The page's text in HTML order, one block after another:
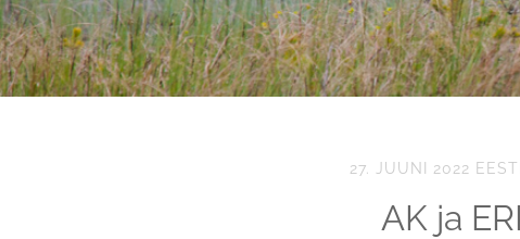
27. JUUNI 2022
AK ja